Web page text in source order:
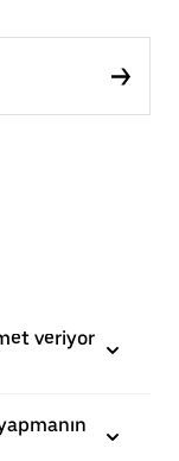
veriyor